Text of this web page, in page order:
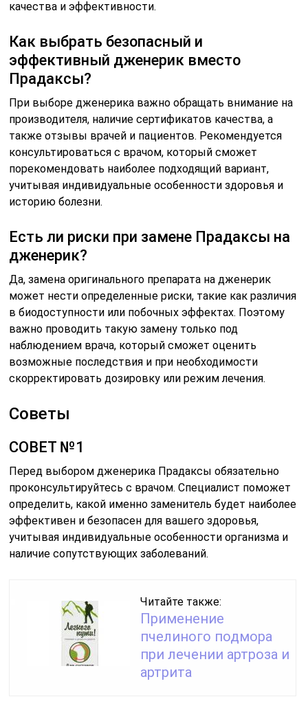
качества и эффективности.
Как выбрать безопасный и
эффективный дженерик вместо
Прадаксы?
При выборе дженерика важно обращать внимание на
производителя, наличие сертификатов качества, а
также отзывы врачей и пациентов. Рекомендуется
консультироваться с врачом, который сможет
порекомендовать наиболее подходящий вариант,
учитывая индивидуальные особенности здоровья и
историю болезни.
Есть ли риски при замене Прадаксы на
дженерик?
Да, замена оригинального препарата на дженерик
может нести определенные риски, такие как различия
в биодоступности или побочных эффектах. Поэтому
важно проводить такую замену только под
наблюдением врача, который сможет оценить
возможные последствия и при необходимости
скорректировать дозировку или режим лечения.
Советы
СОВЕТ №1
Перед выбором дженерика Прадаксы обязательно
проконсультируйтесь с врачом. Специалист поможет
определить, какой именно заменитель будет наиболее
эффективен и безопасен для вашего здоровья,
учитывая индивидуальные особенности организма и
наличие сопутствующих заболеваний.
Читайте также:
Применение
пчелиного подмора
при лечении артроза и
артрита